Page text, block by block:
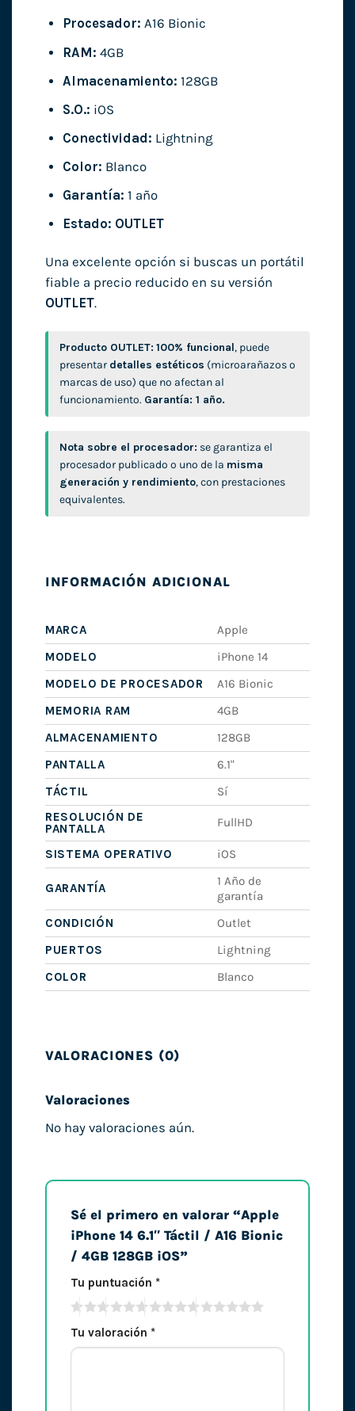
Procesador: A16 Bionic
RAM: 4GB
Almacenamiento: 128GB
S.O.: iOS
Conectividad: Lightning
Color: Blanco
Garantía: 1 año
Estado: OUTLET
Una excelente opción si buscas un portátil
fiable a precio reducido en su versión
OUTLET.
Producto OUTLET: 100% funcional, puede
presentar detalles estéticos (microarañazos o
marcas de uso) que no afectan al
funcionamiento. Garantía: 1 año.
Nota sobre el procesador: se garantiza el
procesador publicado o uno de la misma
generación y rendimiento, con prestaciones
equivalentes.
INFORMACIÓN ADICIONAL
MARCA
Apple
MODELO
iPhone 14
MODELO DE PROCESADOR
A16 Bionic
MEMORIA RAM
4GB
ALMACENAMIENTO
128GB
PANTALLA
6.1"
TÁCTIL
Sí
RESOLUCIÓN DE
PANTALLA
FullHD
SISTEMA OPERATIVO iOS
GARANTÍA
1 Año de
garantía
CONDICIÓN
Outlet
PUERTOS
Lightning
COLOR
Blanco
VALORACIONES (0)
Valoraciones
No hay valoraciones aún.
Sé el primero en valorar “Apple
iPhone 14 6.1″ Táctil / A16 Bionic
/ 4GB 128GB iOS”
Tu puntuación *
Tu valoración *